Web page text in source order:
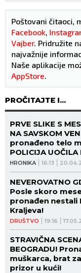
Poštovani čitaoci,
Facebook,
Vajber. Pridružite
najvažnije
Naše aplikacije
AppStore.
PROČITAJTE I...
HRONIKA 16:13
PRVE SLIKE S
NA SAVSKOM
pronađeno telo
POLICIJA UOČILA
JEZIVO! (FOTO)
DRUŠTVO 19:16
NEVEROVATNO
Posle skoro
pronađen nestali
Kraljeva!
STRAVIČNA
BEOGRADU!
muškarca, brat
prizor u kući!